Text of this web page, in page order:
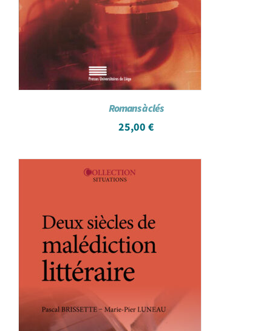
Romans à clés
25,00 €